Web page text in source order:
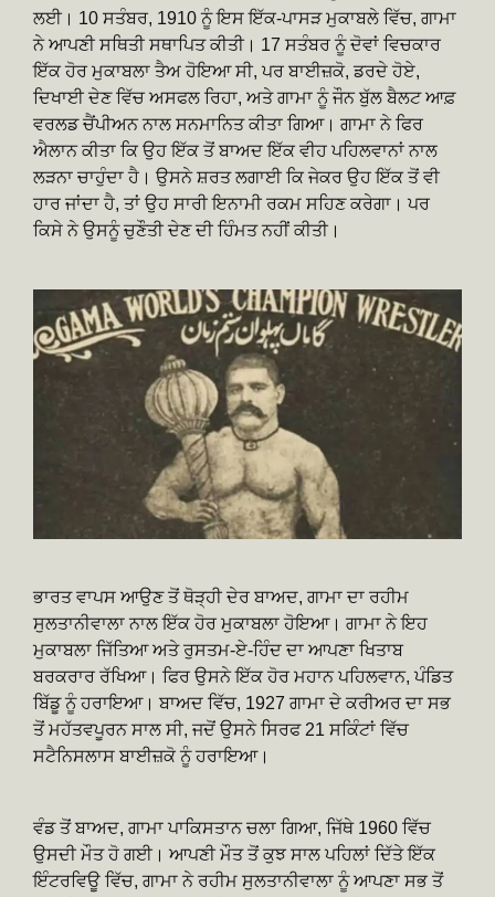
ਲਈ। 10 ਸਤੰਬਰ, 1910 ਨੂੰ ਇਸ ਇੱਕ-ਪਾਸੜ ਮੁਕਾਬਲੇ ਵਿੱਚ, ਗਾਮਾ
ਨੇ ਆਪਣੀ ਸਥਿਤੀ ਸਥਾਪਿਤ ਕੀਤੀ। 17 ਸਤੰਬਰ ਨੂੰ ਦੋਵਾਂ ਵਿਚਕਾਰ
ਇੱਕ ਹੋਰ ਮੁਕਾਬਲਾ ਤੈਅ ਹੋਇਆ ਸੀ, ਪਰ ਬਾਈਜ਼ਕੋ, ਡਰਦੇ ਹੋਏ,
ਦਿਖਾਈ ਦੇਣ ਵਿੱਚ ਅਸਫਲ ਰਿਹਾ, ਅਤੇ ਗਾਮਾ ਨੂੰ ਜੌਨ ਬੁੱਲ ਬੈਲਟ ਆਫ਼
ਵਰਲਡ ਚੈਂਪੀਅਨ ਨਾਲ ਸਨਮਾਨਿਤ ਕੀਤਾ ਗਿਆ। ਗਾਮਾ ਨੇ ਫਿਰ
ਐਲਾਨ ਕੀਤਾ ਕਿ ਉਹ ਇੱਕ ਤੋਂ ਬਾਅਦ ਇੱਕ ਵੀਹ ਪਹਿਲਵਾਨਾਂ ਨਾਲ
ਲੜਨਾ ਚਾਹੁੰਦਾ ਹੈ। ਉਸਨੇ ਸ਼ਰਤ ਲਗਾਈ ਕਿ ਜੇਕਰ ਉਹ ਇੱਕ ਤੋਂ ਵੀ
ਹਾਰ ਜਾਂਦਾ ਹੈ, ਤਾਂ ਉਹ ਸਾਰੀ ਇਨਾਮੀ ਰਕਮ ਸਹਿਣ ਕਰੇਗਾ। ਪਰ
ਕਿਸੇ ਨੇ ਉਸਨੂੰ ਚੁਣੌਤੀ ਦੇਣ ਦੀ ਹਿੰਮਤ ਨਹੀਂ ਕੀਤੀ।
ਭਾਰਤ ਵਾਪਸ ਆਉਣ ਤੋਂ ਥੋੜ੍ਹੀ ਦੇਰ ਬਾਅਦ, ਗਾਮਾ ਦਾ ਰਹੀਮ
ਸੁਲਤਾਨੀਵਾਲਾ ਨਾਲ ਇੱਕ ਹੋਰ ਮੁਕਾਬਲਾ ਹੋਇਆ। ਗਾਮਾ ਨੇ ਇਹ
ਮੁਕਾਬਲਾ ਜਿੱਤਿਆ ਅਤੇ ਰੁਸਤਮ-ਏ-ਹਿੰਦ ਦਾ ਆਪਣਾ ਖਿਤਾਬ
ਬਰਕਰਾਰ ਰੱਖਿਆ। ਫਿਰ ਉਸਨੇ ਇੱਕ ਹੋਰ ਮਹਾਨ ਪਹਿਲਵਾਨ, ਪੰਡਿਤ
ਬਿੱਡੂ ਨੂੰ ਹਰਾਇਆ। ਬਾਅਦ ਵਿੱਚ, 1927 ਗਾਮਾ ਦੇ ਕਰੀਅਰ ਦਾ ਸਭ
ਤੋਂ ਮਹੱਤਵਪੂਰਨ ਸਾਲ ਸੀ, ਜਦੋਂ ਉਸਨੇ ਸਿਰਫ 21 ਸਕਿੰਟਾਂ ਵਿੱਚ
ਸਟੈਨਿਸਲਾਸ ਬਾਈਜ਼ਕੋ ਨੂੰ ਹਰਾਇਆ।
ਵੰਡ ਤੋਂ ਬਾਅਦ, ਗਾਮਾ ਪਾਕਿਸਤਾਨ ਚਲਾ ਗਿਆ, ਜਿੱਥੇ 1960 ਵਿੱਚ
ਉਸਦੀ ਮੌਤ ਹੋ ਗਈ। ਆਪਣੀ ਮੌਤ ਤੋਂ ਕੁਝ ਸਾਲ ਪਹਿਲਾਂ ਦਿੱਤੇ ਇੱਕ
ਇੰਟਰਵਿਊ ਵਿੱਚ, ਗਾਮਾ ਨੇ ਰਹੀਮ ਸੁਲਤਾਨੀਵਾਲਾ ਨੂੰ ਆਪਣਾ ਸਭ ਤੋਂ